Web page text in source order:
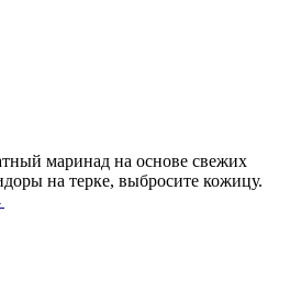
маринад на основе свежих
на терке, выбросите кожицу.